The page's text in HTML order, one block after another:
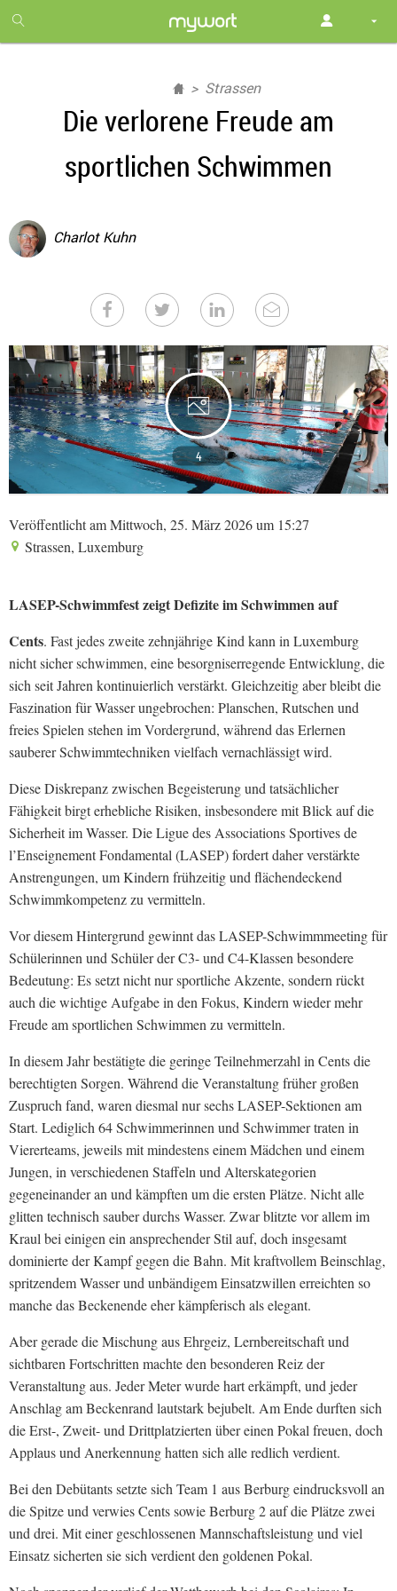
month
free
Strassen
Die verlorene Freude am
sportlichen Schwimmen
Charlot Kuhn
4
Veröffentlicht am Mittwoch, 25. März 2026 um 15:27
Strassen, Luxemburg
LASEP-Schwimmfest zeigt Defizite im Schwimmen auf
Cents. Fast jedes zweite zehnjährige Kind kann in Luxemburg
nicht sicher schwimmen, eine besorgniserregende Entwicklung, die
sich seit Jahren kontinuierlich verstärkt. Gleichzeitig aber bleibt die
Faszination für Wasser ungebrochen: Planschen, Rutschen und
freies Spielen stehen im Vordergrund, während das Erlernen
sauberer Schwimmtechniken vielfach vernachlässigt wird.
Diese Diskrepanz zwischen Begeisterung und tatsächlicher
Fähigkeit birgt erhebliche Risiken, insbesondere mit Blick auf die
Sicherheit im Wasser. Die Ligue des Associations Sportives de
l’Enseignement Fondamental (LASEP) fordert daher verstärkte
Anstrengungen, um Kindern frühzeitig und flächendeckend
Schwimmkompetenz zu vermitteln.
Vor diesem Hintergrund gewinnt das LASEP-Schwimmmeeting für
Schülerinnen und Schüler der C3- und C4-Klassen besondere
Bedeutung: Es setzt nicht nur sportliche Akzente, sondern rückt
auch die wichtige Aufgabe in den Fokus, Kindern wieder mehr
Freude am sportlichen Schwimmen zu vermitteln.
In diesem Jahr bestätigte die geringe Teilnehmerzahl in Cents die
berechtigten Sorgen. Während die Veranstaltung früher großen
Zuspruch fand, waren diesmal nur sechs LASEP-Sektionen am
Start. Lediglich 64 Schwimmerinnen und Schwimmer traten in
Viererteams, jeweils mit mindestens einem Mädchen und einem
Jungen, in verschiedenen Staffeln und Alterskategorien
gegeneinander an und kämpften um die ersten Plätze. Nicht alle
glitten technisch sauber durchs Wasser. Zwar blitzte vor allem im
Kraul bei einigen ein ansprechender Stil auf, doch insgesamt
dominierte der Kampf gegen die Bahn. Mit kraftvollem Beinschlag,
spritzendem Wasser und unbändigem Einsatzwillen erreichten so
manche das Beckenende eher kämpferisch als elegant.
Aber gerade die Mischung aus Ehrgeiz, Lernbereitschaft und
sichtbaren Fortschritten machte den besonderen Reiz der
Veranstaltung aus. Jeder Meter wurde hart erkämpft, und jeder
Anschlag am Beckenrand lautstark bejubelt. Am Ende durften sich
die Erst-, Zweit- und Drittplatzierten über einen Pokal freuen, doch
Applaus und Anerkennung hatten sich alle redlich verdient.
Bei den Debütants setzte sich Team 1 aus Berburg eindrucksvoll an
die Spitze und verwies Cents sowie Berburg 2 auf die Plätze zwei
und drei. Mit einer geschlossenen Mannschaftsleistung und viel
Einsatz sicherten sie sich verdient den goldenen Pokal.